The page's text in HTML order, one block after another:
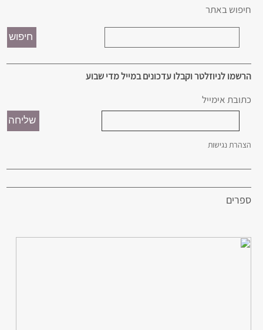
חיפוש באתר
הרשמו לניוזלטר וקבלו עדכונים במייל מדי שבוע
כתובת אימייל
הצהרת נגישות
ספרים